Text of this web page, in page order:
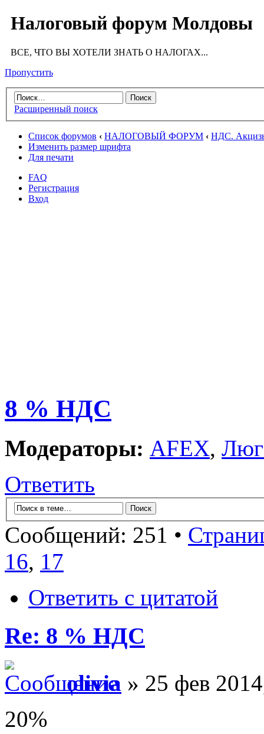
Налоговый форум Молдовы
ВСЕ, ЧТО ВЫ ХОТЕЛИ ЗНАТЬ О НАЛОГАХ...
Пропустить
Расширенный поиск
Список форумов ‹ НАЛОГОВЫЙ ФОРУМ ‹ НДС.
Изменить размер шрифта
Для печати
FAQ
Регистрация
Вход
8 % НДС
Модераторы: AFEX,
Ответить
Сообщений: 251 •
16, 17
Ответить с цитатой
Re: 8 % НДС
olivia » 25 фев
20%